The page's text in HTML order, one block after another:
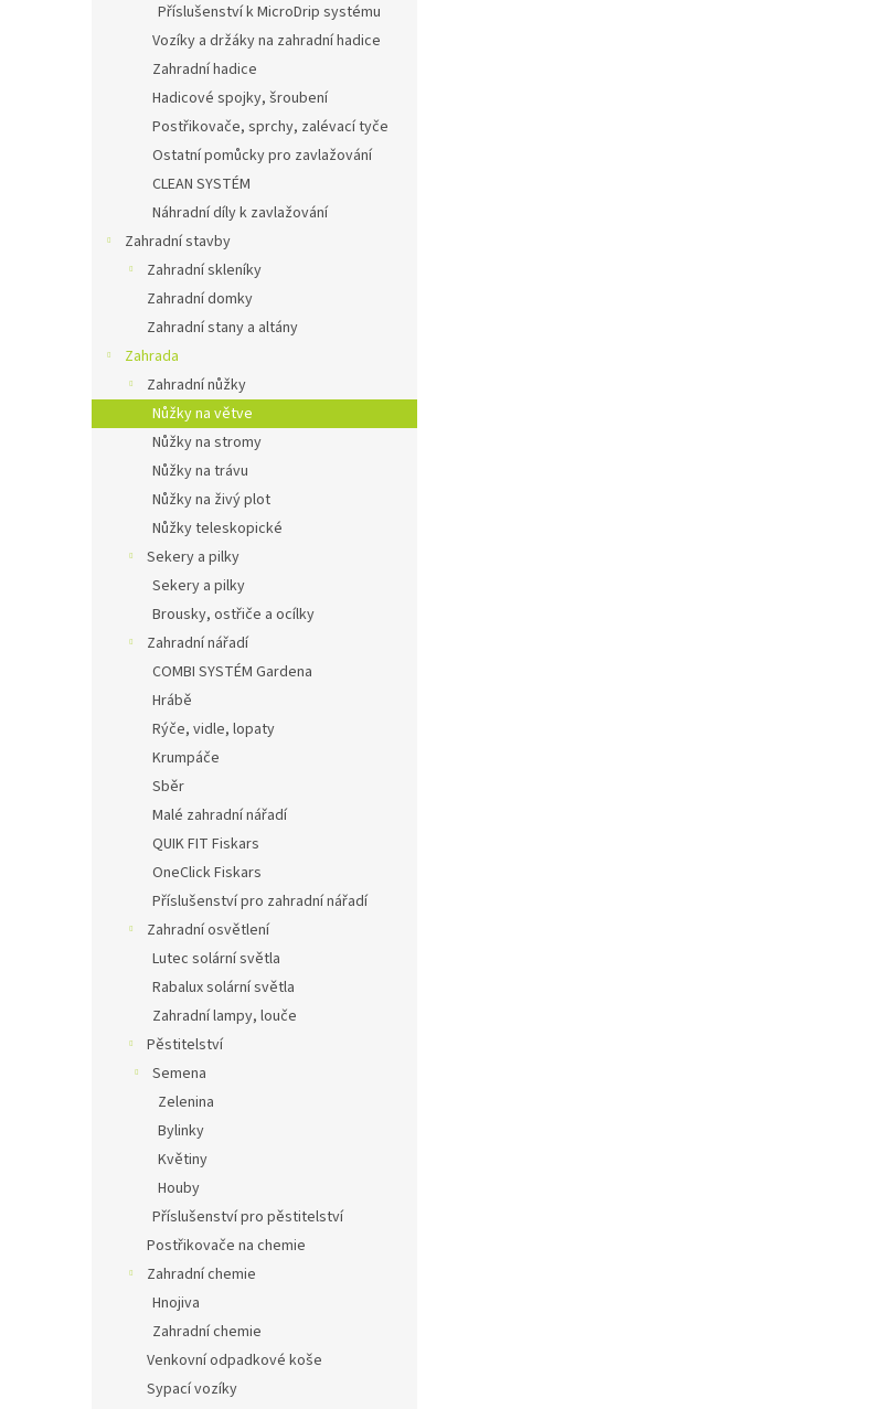
Příslušenství k MicroDrip systému
Vozíky a držáky na zahradní hadice
Zahradní hadice
Hadicové spojky, šroubení
Postřikovače, sprchy, zalévací tyče
Ostatní pomůcky pro zavlažování
CLEAN SYSTÉM
Náhradní díly k zavlažování
Zahradní stavby
Zahradní skleníky
Zahradní domky
Zahradní stany a altány
Zahrada
Zahradní nůžky
Nůžky na větve
Nůžky na stromy
Nůžky na trávu
Nůžky na živý plot
Nůžky teleskopické
Sekery a pilky
Sekery a pilky
Brousky, ostřiče a ocílky
Zahradní nářadí
COMBI SYSTÉM Gardena
Hrábě
Rýče, vidle, lopaty
Krumpáče
Sběr
Malé zahradní nářadí
QUIK FIT Fiskars
OneClick Fiskars
Příslušenství pro zahradní nářadí
Zahradní osvětlení
Lutec solární světla
Rabalux solární světla
Zahradní lampy, louče
Pěstitelství
Semena
Zelenina
Bylinky
Květiny
Houby
Příslušenství pro pěstitelství
Postřikovače na chemie
Zahradní chemie
Hnojiva
Zahradní chemie
Venkovní odpadkové koše
Sypací vozíky